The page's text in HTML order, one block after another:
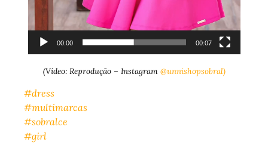
00:00 00:07
(Vídeo: Reprodução – Instagram @unnishopsobral)
#dress
#multimarcas
#sobralce
#girl